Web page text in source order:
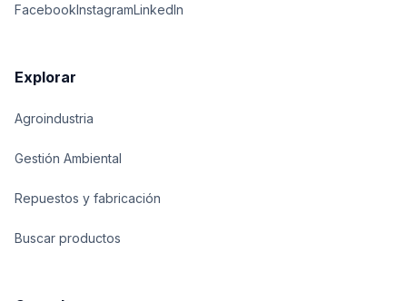
FacebookInstagramLinkedIn
Explorar
Agroindustria
Gestión Ambiental
Repuestos y fabricación
Buscar productos